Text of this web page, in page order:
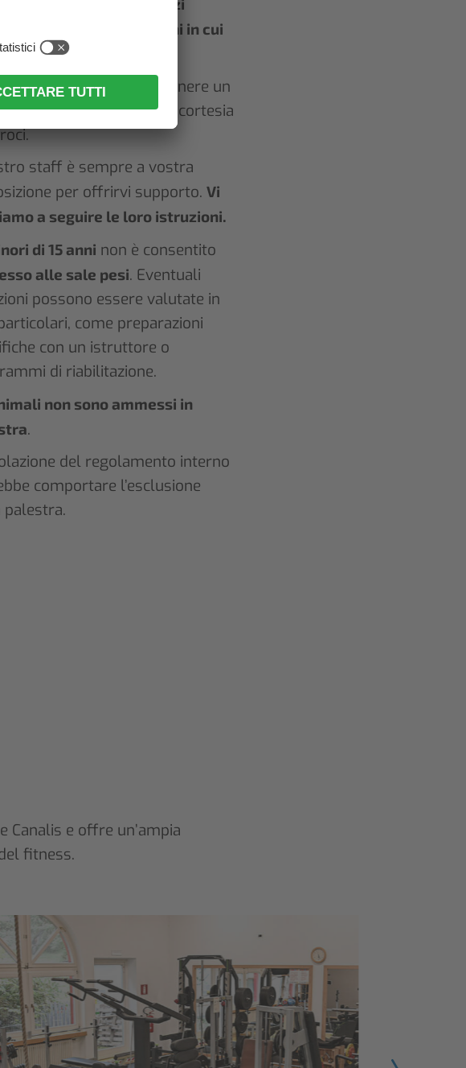
nelle stesse condizioni in cui
trovarli.
noi è fondamentale mantenere un
basato su rispetto e cortesia
staff è sempre a vostra
per offrirvi supporto. Vi
a seguire le loro istruzioni.
di 15 anni non è consentito
alle sale pesi. Eventuali
possono essere valutate in
come preparazioni
con un istruttore o
di riabilitazione.
non sono ammessi in
.
del regolamento interno
comportare l’esclusione
palestra.
e offre un’ampia
fitness.